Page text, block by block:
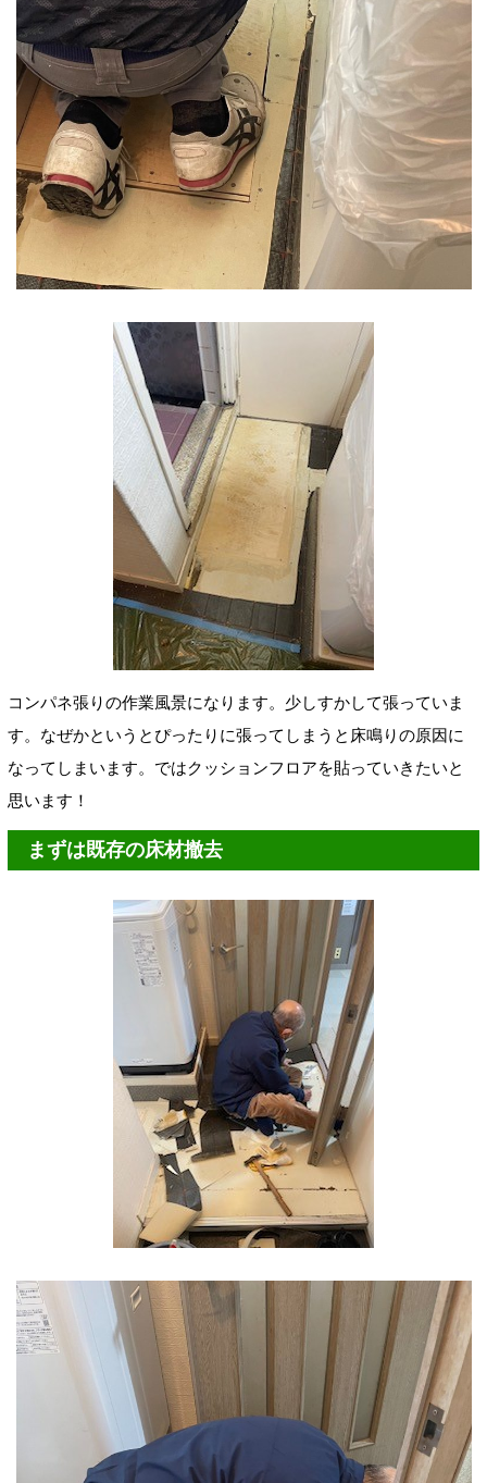
コンパネ張りの作業風景になります。少しすかして張っていま
す。なぜかというとぴったりに張ってしまうと床鳴りの原因に
なってしまいます。ではクッションフロアを貼っていきたいと
思います！
まずは既存の床材撤去